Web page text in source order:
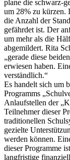
plane die schwarz-
um 28% zu kürzen.
die Anzahl der
gefährdet ist. Der
um mehr als die
abgemildert. Rita
„gerade diese
erwiesen haben.
verständlich.“
Es handelt sich um
Programms
Anlaufstellen der
Teilnehmer dieser
traditionellen
gezielte
werden können.
dieser Programme
langfristige